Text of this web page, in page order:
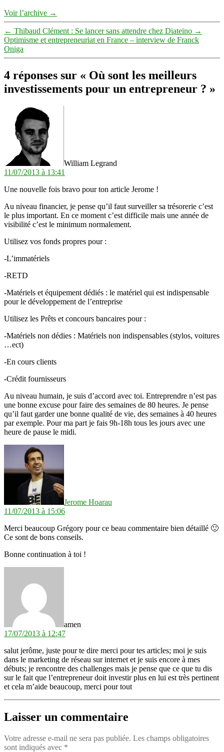
Voir l’archive →
← Thibaud Clément : Se lancer sans attendre chez Diateino →
Optimisme et entrepreneuriat en France – interview de Franck
Oniga
4 réponses sur « Où sont les meilleurs
investissements pour un entrepreneur ? »
William Legrand
11/07/2013 à 13:41
Une nouvelle fois bravo pour ton article Jerome !
Au niveau financier, je pense qu’il faut surveiller sa trésorerie c’est
le plus important. En ce moment c’est difficile mais une année de
visibilité c’est le minimum normalement.
Utilisez vos fonds propres pour :
-L’immatériels
-RETD
-Matériels et équipement dédiés : le matériel qui est indispensable
pour le développement de l’entreprise
Utilisez les Prêts et concours bancaires pour :
-Matériels non dédies : Matériels non indispensables (stylos, voitures
…ect)
-En cours clients
-Crédit fournisseurs
Au niveau humain, je suis d’accord avec toi. Entreprendre n’est pas
une bonne excuse pour faire des semaines de 80 heures. Je pense
qu’il faut garder une bonne qualité de vie, des semaines à 40 heures
par exemple. Pour ma part je fais 9h-18h tous les jours avec une
heure de pause le midi.
Jerome Hoarau
11/07/2013 à 15:06
Merci beaucoup Grégory pour ce beau commentaire bien détaillé 🙂
Ce sont de bons conseils.
Bonne continuation à toi !
amen
17/07/2013 à 12:47
salut jerôme, juste pour te dire merci pour tes articles; moi je suis
dans le marketing de réseau sur internet et je suis encore à mes
débuts; je rencontre des challenges mais je pense que ce que tu dis
sur le fait que l’entrepreneur doit investir plus en lui est très pertinent
et cela m’aide beaucoup, merci pour tout
Laisser un commentaire
Votre adresse e-mail ne sera pas publiée. Les champs obligatoires
sont indiqués avec *